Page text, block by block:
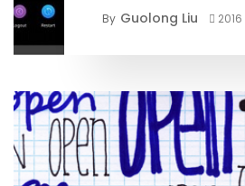
By Guolong Liu 2016